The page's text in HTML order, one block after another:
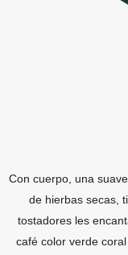
Con cuerpo, una
de hierbas secas,
tostadores les
café color verde